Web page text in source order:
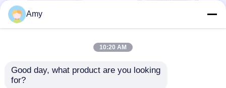
Neuigkeiten
Bitte um ein Angebot
Digitale Luftbrenner
2 in 1 Luftbrenner 4L
Amy
10:20 AM
Good day, what product are you looking
for?